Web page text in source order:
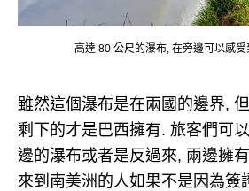
高達 80 公尺的瀑布, 在旁邊可以感受
雖然這個瀑布是在兩國的邊界,
剩下的才是巴西擁有. 旅客們可
邊的瀑布或者是反過來, 兩邊擁
來到南美洲的人如果不是因為簽